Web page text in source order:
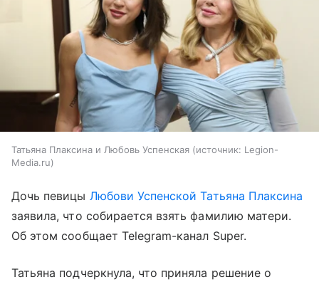
Татьяна Плаксина и Любовь Успенская источник: Legion-
Media.ru
Дочь певицы Любови Успенской Татьяна Плаксина
заявила, что собирается взять фамилию матери.
Об этом сообщает Telegram-канал Super.
Татьяна подчеркнула, что приняла решение о